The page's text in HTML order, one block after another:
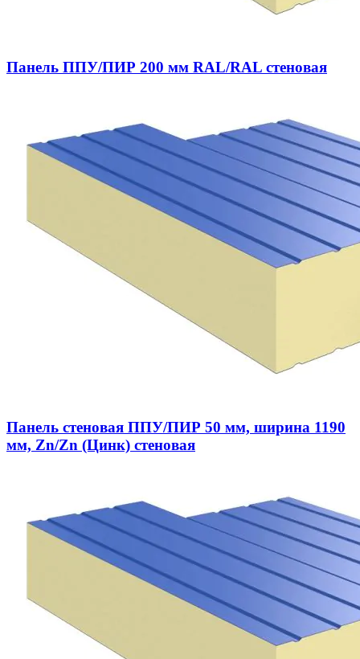
Панель ППУ/ПИР 200 мм RAL/RAL стеновая
Панель стеновая ППУ/ПИР 50 мм, ширина 1190
мм, Zn/Zn (Цинк) стеновая